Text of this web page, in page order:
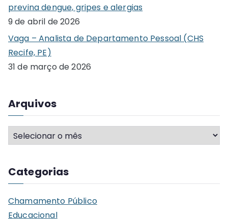
previna dengue, gripes e alergias
9 de abril de 2026
Vaga – Analista de Departamento Pessoal (CHS
Recife, PE)
31 de março de 2026
Arquivos
A
r
u
v
Categorias
Chamamento Público
Educacional